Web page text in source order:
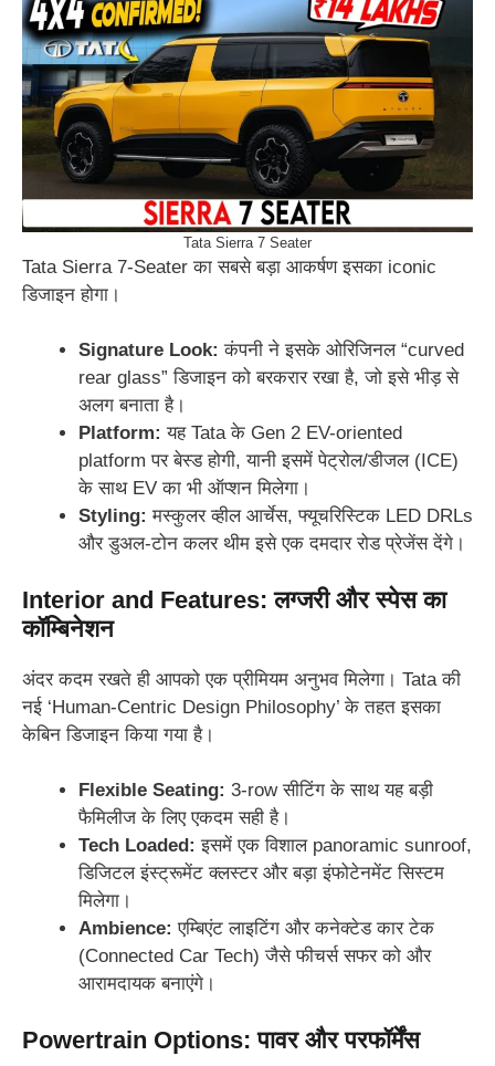
Tata Sierra 7 Seater
Tata Sierra 7-Seater का सबसे बड़ा आकर्षण इसका iconic
डिजाइन होगा।
Signature Look: कंपनी ने इसके ओरिजिनल “curved
rear glass” डिजाइन को बरकरार रखा है, जो इसे भीड़ से
अलग बनाता है।
Platform: यह Tata के Gen 2 EV-oriented
platform पर बेस्ड होगी, यानी इसमें पेट्रोल/डीजल (ICE)
के साथ EV का भी ऑप्शन मिलेगा।
Styling: मस्कुलर व्हील आर्चेस, फ्यूचरिस्टिक LED DRLs
और डुअल-टोन कलर थीम इसे एक दमदार रोड प्रेजेंस देंगे।
Interior and Features: लग्जरी और स्पेस का
कॉम्बिनेशन
अंदर कदम रखते ही आपको एक प्रीमियम अनुभव मिलेगा। Tata की
नई ‘Human-Centric Design Philosophy’ के तहत इसका
केबिन डिजाइन किया गया है।
Flexible Seating: 3-row सीटिंग के साथ यह बड़ी
फैमिलीज के लिए एकदम सही है।
Tech Loaded: इसमें एक विशाल panoramic sunroof,
डिजिटल इंस्ट्रूमेंट क्लस्टर और बड़ा इंफोटेनमेंट सिस्टम
मिलेगा।
Ambience: एम्बिएंट लाइटिंग और कनेक्टेड कार टेक
(Connected Car Tech) जैसे फीचर्स सफर को और
आरामदायक बनाएंगे।
Powertrain Options: पावर और परफॉर्मेंस